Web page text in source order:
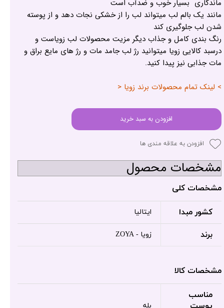
ماندگاری بسیار خوب و ضدآب است
مانند یک بالم لب میتواند لب را از خشکی نجات دهد و از پوسته
شدن لب جلوگیری کند
رنگ بندی کامل و جذاب دیگر مزیت محصولات لب زویاست و
درسبد کالایی زویا میتوانید رژ لب جامد مات و رژ های مایع براق و
مات جذابی نیز پیدا کنید.
> لینک تمام محصولات برند زویا <
افزودن به سبد خرید
افزودن به علاقه مندی ها
مشخصات محصول
مشخصات کلی
کشور مبدا ایتالیا
برند زویا - ZOYA
مشخصات کالا
مناسب
بله